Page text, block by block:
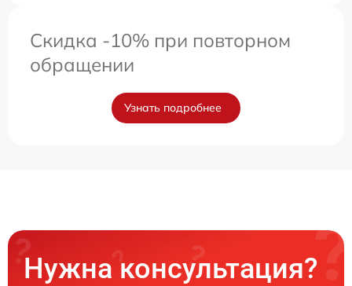
Скидка -10% при повторном
обращении
Узнать подробнее
Нужна консультация?